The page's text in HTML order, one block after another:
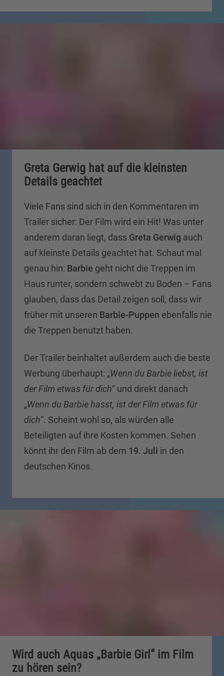
Greta Gerwig hat auf die kleinsten
Details geachtet
Viele Fans sind sich in den Kommentaren im
Trailer sicher: Der Film wird ein Hit! Was unter
anderem daran liegt, dass Greta Gerwig auch
auf kleinste Details geachtet hat. Schaut mal
genau hin: Barbie geht nicht die Treppen im
Haus runter, sondern schwebt zu Boden – Fans
glauben, dass das Detail zeigen soll, dass wir
früher mit unseren Barbie-Puppen ebenfalls nie
die Treppen benutzt haben.
Der Trailer beinhaltet außerdem auch die beste
Werbung überhaupt: „Wenn du Barbie liebst, ist
der Film etwas für dich“ und direkt danach
„Wenn du Barbie hasst, ist der Film etwas für
dich“. Scheint wohl so, als würden alle
Beteiligten auf ihre Kosten kommen. Sehen
könnt ihr den Film ab dem 19. Juli in den
deutschen Kinos.
Wird auch Aquas „Barbie Girl“ im Film
zu hören sein?